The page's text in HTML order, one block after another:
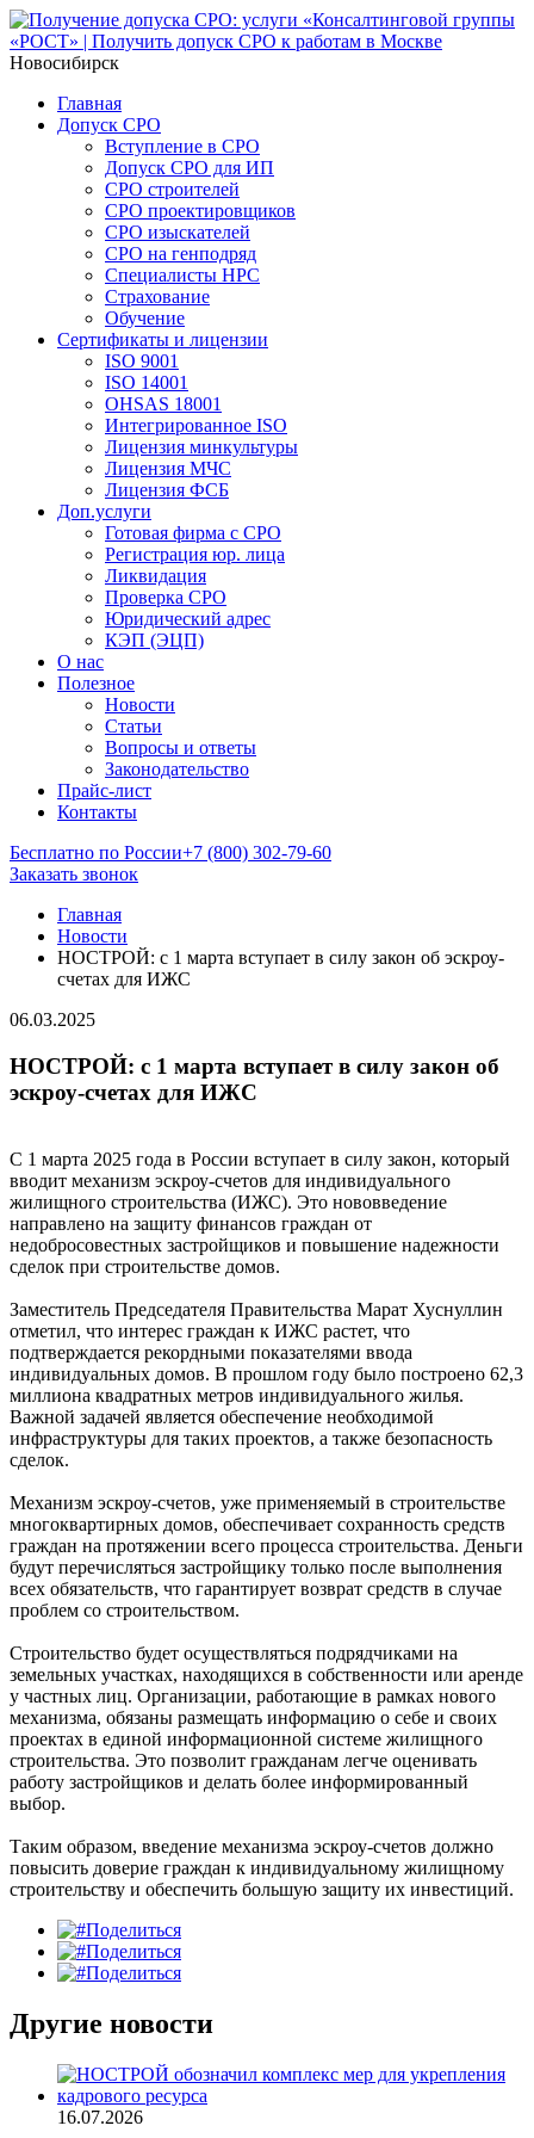
Новосибирск
Главная
Допуск СРО
Вступление в СРО
Допуск СРО для ИП
СРО строителей
СРО проектировщиков
СРО изыскателей
СРО на генподряд
Специалисты НРС
Страхование
Обучение
Сертификаты и лицензии
ISO 9001
ISO 14001
OHSAS 18001
Интегрированное ISO
Лицензия минкультуры
Лицензия МЧС
Лицензия ФСБ
Доп.услуги
Готовая фирма с СРО
Регистрация юр. лица
Ликвидация
Проверка СРО
Юридический адрес
КЭП (ЭЦП)
О нас
Полезное
Новости
Статьи
Вопросы и ответы
Законодательство
Прайс-лист
Контакты
Бесплатно по России+7 (800) 302-79-60
Заказать звонок
Главная
Новости
НОСТРОЙ: с 1 марта вступает в силу закон об эскроу-
счетах для ИЖС
06.03.2025
НОСТРОЙ: с 1 марта вступает в силу закон об
эскроу-счетах для ИЖС
С 1 марта 2025 года в России вступает в силу закон, который
вводит механизм эскроу-счетов для индивидуального
жилищного строительства (ИЖС). Это нововведение
направлено на защиту финансов граждан от
недобросовестных застройщиков и повышение надежности
сделок при строительстве домов.
Заместитель Председателя Правительства Марат Хуснуллин
отметил, что интерес граждан к ИЖС растет, что
подтверждается рекордными показателями ввода
индивидуальных домов. В прошлом году было построено 62,3
миллиона квадратных метров индивидуального жилья.
Важной задачей является обеспечение необходимой
инфраструктуры для таких проектов, а также безопасность
сделок.
Механизм эскроу-счетов, уже применяемый в строительстве
многоквартирных домов, обеспечивает сохранность средств
граждан на протяжении всего процесса строительства. Деньги
будут перечисляться застройщику только после выполнения
всех обязательств, что гарантирует возврат средств в случае
проблем со строительством.
Строительство будет осуществляться подрядчиками на
земельных участках, находящихся в собственности или аренде
у частных лиц. Организации, работающие в рамках нового
механизма, обязаны размещать информацию о себе и своих
проектах в единой информационной системе жилищного
строительства. Это позволит гражданам легче оценивать
работу застройщиков и делать более информированный
выбор.
Таким образом, введение механизма эскроу-счетов должно
повысить доверие граждан к индивидуальному жилищному
строительству и обеспечить большую защиту их инвестиций.
Поделиться
Поделиться
Поделиться
Другие новости
16.07.2026